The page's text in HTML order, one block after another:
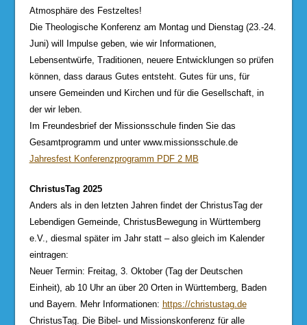
Atmosphäre des Festzeltes!
Die Theologische Konferenz am Montag und Dienstag (23.-24.
Juni) will Impulse geben, wie wir Informationen,
Lebensentwürfe, Traditionen, neuere Entwicklungen so prüfen
können, dass daraus Gutes entsteht. Gutes für uns, für
unsere Gemeinden und Kirchen und für die Gesellschaft, in
der wir leben.
Im Freundesbrief der Missionsschule finden Sie das
Gesamtprogramm und unter www.missionsschule.de
Jahresfest Konferenzprogramm PDF 2 MB
ChristusTag 2025
Anders als in den letzten Jahren findet der ChristusTag der
Lebendigen Gemeinde, ChristusBewegung in Württemberg
e.V., diesmal später im Jahr statt – also gleich im Kalender
eintragen:
Neuer Termin: Freitag, 3. Oktober (Tag der Deutschen
Einheit), ab 10 Uhr an über 20 Orten in Württemberg, Baden
und Bayern. Mehr Informationen: https://christustag.de
ChristusTag. Die Bibel- und Missionskonferenz für alle